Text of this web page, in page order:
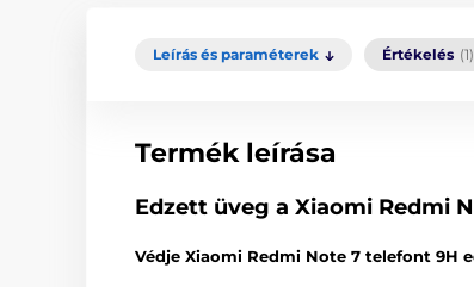
Leírás és paraméterek Értékelés (1)
Termék leírása
Edzett üveg a Xiaomi Redmi
Védje Xiaomi Redmi Note 7 telefont 9H